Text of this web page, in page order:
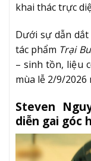
khai thác trực
Dưới sự dẫn
tác phẩm Trại
– sinh tồn, liệu
mùa lễ 2/9/2026
Steven
diễn gai góc